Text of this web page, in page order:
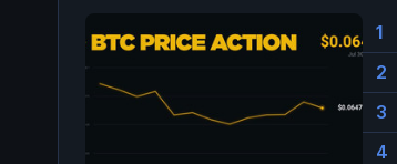
1
2
3
4